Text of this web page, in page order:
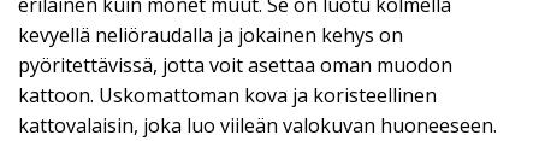
kevyellä neliöraudalla ja jokainen kehys on
pyöritettävissä, jotta voit asettaa oman muodon
kattoon. Uskomattoman kova ja koristeellinen
kattovalaisin, joka luo viileän valokuvan huoneeseen.